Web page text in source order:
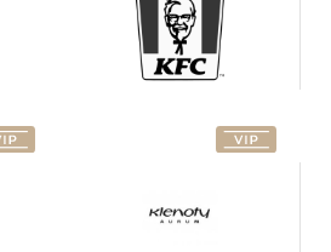
Klenoty
Aurum
Levi's